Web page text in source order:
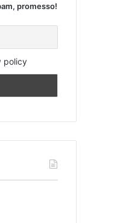
promesso!
policy